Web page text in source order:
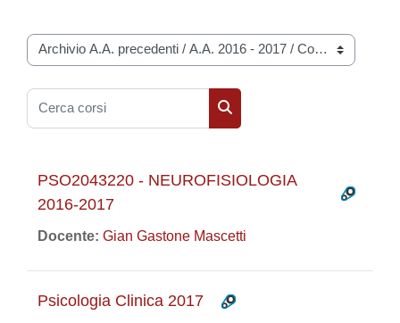
Categorie di corso
Cerca corsi
Cerca corsi
PSO2043220 - NEUROFISIOLOGIA
2016-2017
Docente: Gian Gastone Mascetti
Psicologia Clinica 2017